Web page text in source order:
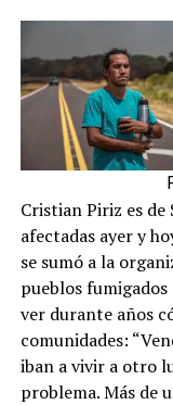
Cristian Piriz es de
afectadas ayer y
se sumó a la
pueblos
ver durante años
comunidades:
iban a vivir a otro
problema. Más de